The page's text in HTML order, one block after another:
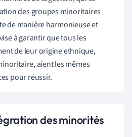
des groupes minoritaires
de manière harmonieuse et
à garantir que tous les
de leur origine ethnique,
aient les mêmes
pour réussir.
des minorités